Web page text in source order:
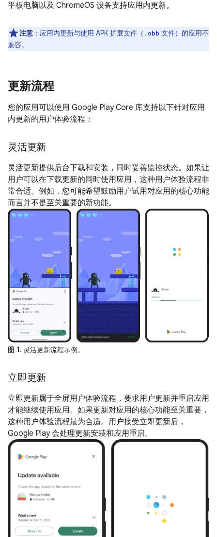
平板电脑以及 ChromeOS 设备支持应用内更新。
注意 ：应用内更新与使用 APK 扩展文件（ .obb 文件）的应用不
兼容。
更新流程
您的应用可以使用 Google Play Core 库支持以下针对应用
内更新的用户体验流程：
灵活更新
灵活更新提供后台下载和安装，同时妥善监控状态。如果让
用户可以在下载更新的同时使用应用，这种用户体验流程非
常合适。例如，您可能希望鼓励用户试用对应用的核心功能
而言并不是至关重要的新功能。
图 1. 灵活更新流程示例。
立即更新
立即更新属于全屏用户体验流程，要求用户更新并重启应用
才能继续使用应用。如果更新对应用的核心功能至关重要，
这种用户体验流程最为合适。用户接受立即更新后，
Google Play 会处理更新安装和应用重启。